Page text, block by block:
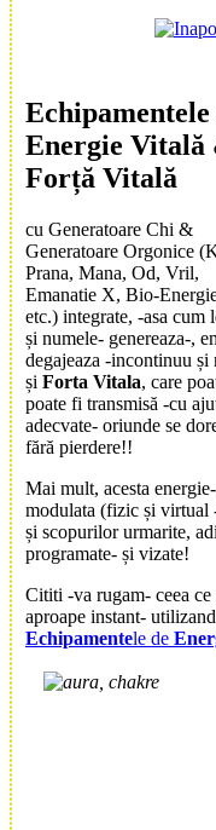
Echipamentele
Energie Vitală
Forță Vitală
cu Generatoare Chi &
Generatoare Orgonice
Prana, Mana, Od, Vril,
Emanatie X, Bio-
etc.) integrate, -asa cum
și numele- genereaza-,
degajeaza -incontinuu
și Forta Vitala, care
poate fi transmisă -cu
adecvate- oriunde se
fără pierdere!!
Mai mult, acesta
modulata (fizic și virtual
și scopurilor urmarite,
programate- și vizate!
Cititi -va rugam- ceea ce
aproape instant-
Echipamentele de